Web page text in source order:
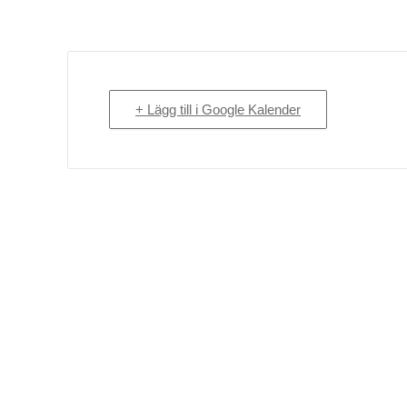
+ Lägg till i Google Kalender